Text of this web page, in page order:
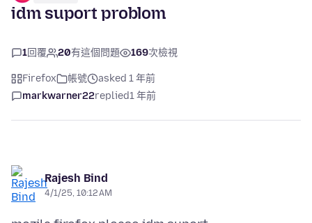
idm suport problom
1回覆 20有這個問題 169次檢視
Firefox 帳號
asked 1 年前
markwarner22replied1 年前
Rajesh Bind
4/1/25, 10:12 AM